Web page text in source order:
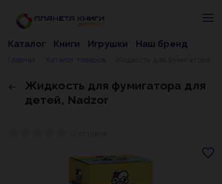
Каталог Книги Игрушки Наш бренд
Главная Каталог товаров
Жидкость для фумигатора для
детей, Nadzor